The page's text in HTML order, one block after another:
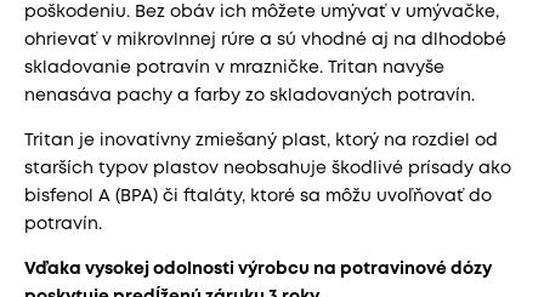
poškodeniu. Bez obáv ich môžete umývať v umývačke,
ohrievať v mikrovlnnej rúre a sú vhodné aj na dlhodobé
skladovanie potravín v mrazničke. Tritan navyše
nenasáva pachy a farby zo skladovaných potravín.
Tritan je inovatívny zmiešaný plast, ktorý na rozdiel od
starších typov plastov neobsahuje škodlivé prísady ako
bisfenol A (BPA) či ftaláty, ktoré sa môžu uvoľňovať do
potravín.
Vďaka vysokej odolnosti výrobcu na potravinové dózy